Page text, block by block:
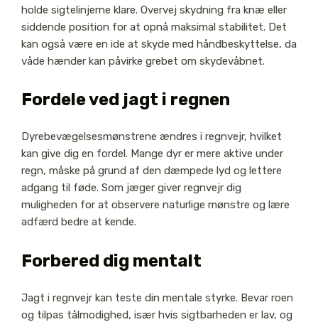
holde sigtelinjerne klare. Overvej skydning fra knæ eller
siddende position for at opnå maksimal stabilitet. Det
kan også være en ide at skyde med håndbeskyttelse, da
våde hænder kan påvirke grebet om skydevåbnet.
Fordele ved jagt i regnen
Dyrebevægelsesmønstrene ændres i regnvejr, hvilket
kan give dig en fordel. Mange dyr er mere aktive under
regn, måske på grund af den dæmpede lyd og lettere
adgang til føde. Som jæger giver regnvejr dig
muligheden for at observere naturlige mønstre og lære
adfærd bedre at kende.
Forbered dig mentalt
Jagt i regnvejr kan teste din mentale styrke. Bevar roen
og tilpas tålmodighed, især hvis sigtbarheden er lav, og